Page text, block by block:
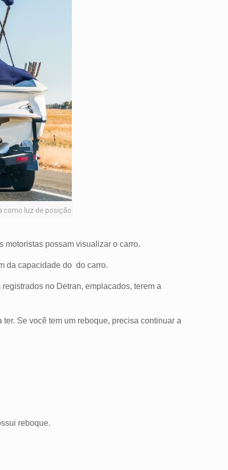
luz de posição.
motoristas possam visualizar o carro.
da capacidade do do carro.
no Detran, emplacados, terem a
Se você tem um reboque, precisa continuar a
reboque.